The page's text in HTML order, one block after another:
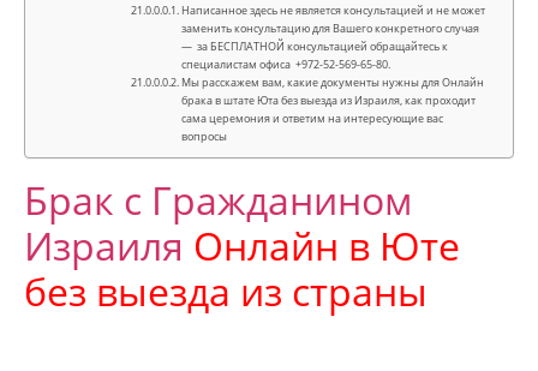
Написанное здесь не является консультацией и не может
заменить консультацию для Вашего конкретного случая
— за БЕСПЛАТНОЙ консультацией обращайтесь к
специалистам офиса +972-52-569-65-80.
Мы расскажем вам, какие документы нужны для Онлайн
брака в штате Юта без выезда из Израиля, как проходит
сама церемония и ответим на интересующие вас
вопросы
Брак с Гражданином
Израиля Онлайн в Юте
без выезда из страны